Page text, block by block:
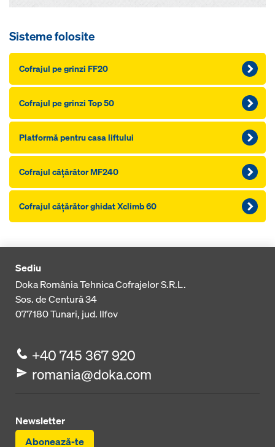
Sisteme folosite
Cofrajul pe grinzi FF20
Cofrajul pe grinzi Top 50
Platformă pentru casa liftului
Cofrajul căţărător MF240
Cofrajul căţărător ghidat Xclimb 60
Sediu
Doka România Tehnica Cofrajelor S.R.L.
Sos. de Centură 34
077180Tunari, jud. Ilfov
+40 745 367 920
romania@doka.com
Newsletter
Abonează-te